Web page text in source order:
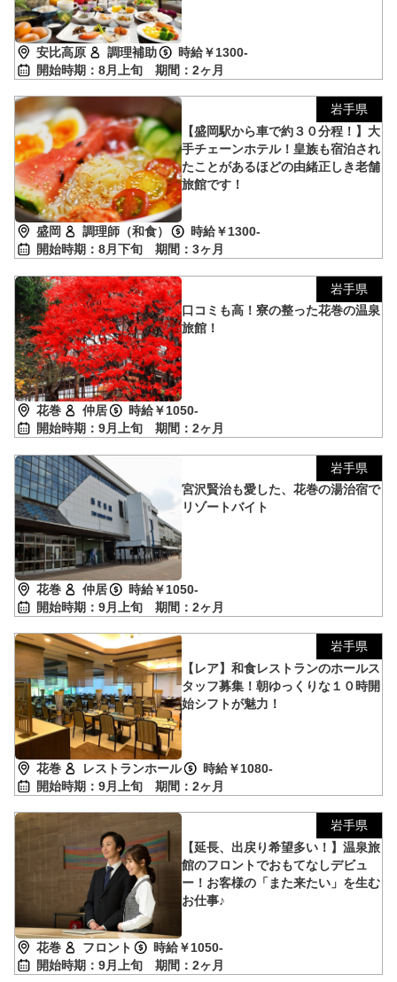
安比高原 調理補助
時給￥1300-
開始時期：8月上旬 期間：2ヶ月
岩手県
【盛岡駅から車で約３０分程！】大
手チェーンホテル！皇族も宿泊され
たことがあるほどの由緒正しき老舗
旅館です！
盛岡 調理師（和食）
時給￥1300-
開始時期：8月下旬 期間：3ヶ月
岩手県
口コミも高！寮の整った花巻の温泉
旅館！
花巻 仲居
時給￥1050-
開始時期：9月上旬 期間：2ヶ月
岩手県
宮沢賢治も愛した、花巻の湯治宿で
リゾートバイト
花巻 仲居
時給￥1050-
開始時期：9月上旬 期間：2ヶ月
岩手県
【レア】和食レストランのホールス
タッフ募集！朝ゆっくりな１０時開
始シフトが魅力！
花巻 レストランホール
時給￥1080-
開始時期：9月上旬 期間：2ヶ月
岩手県
【延長、出戻り希望多い！】温泉旅
館のフロントでおもてなしデビュ
ー！お客様の「また来たい」を生む
お仕事♪
花巻 フロント
時給￥1050-
開始時期：9月上旬 期間：2ヶ月